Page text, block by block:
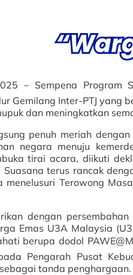
– Sempena Program
Gemilang Inter-PTJ
dan meningkatkan
penuh meriah
negara menuju
tirai acara, diikuti
Suasana terus rancak
Terowong
dengan
Emas U3A Malaysia
berupa dodol
Pengarah Pusat
tanda penghargaan.